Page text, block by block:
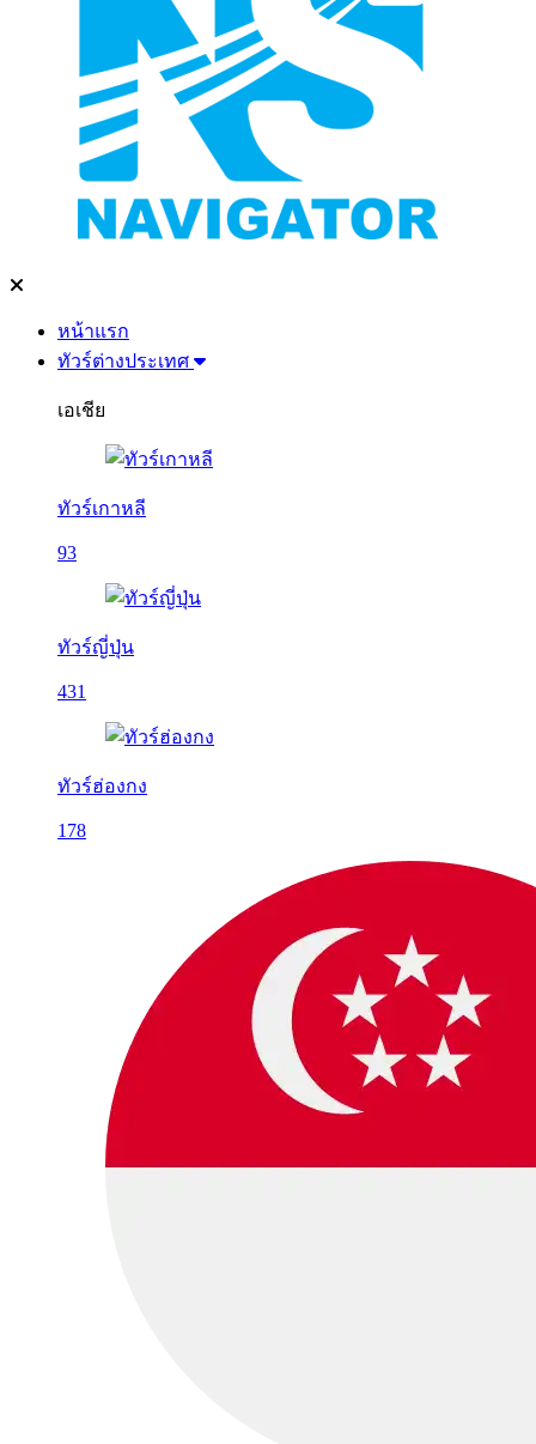
หน้าแรก
ทัวร์ต่างประเทศ
เอเชีย
ทัวร์เกาหลี
93
ทัวร์ญี่ปุ่น
431
ทัวร์ฮ่องกง
178